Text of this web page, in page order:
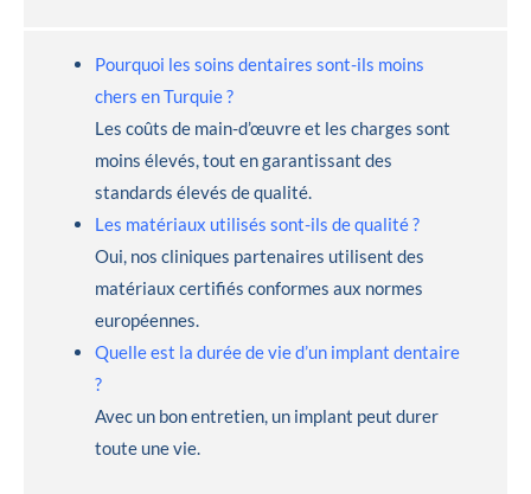
Pourquoi les soins dentaires sont-ils moins
chers en Turquie ?
Les coûts de main-d’œuvre et les charges sont
moins élevés, tout en garantissant des
standards élevés de qualité.
Les matériaux utilisés sont-ils de qualité ?
Oui, nos cliniques partenaires utilisent des
matériaux certifiés conformes aux normes
européennes.
Quelle est la durée de vie d’un implant dentaire
?
Avec un bon entretien, un implant peut durer
toute une vie.